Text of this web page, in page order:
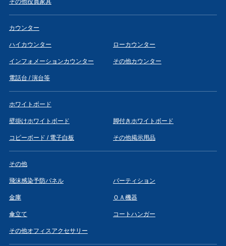
カウンター
ハイカウンター ローカウンター
インフォメーションカウンター その他カウンター
電話台 / 演台等
ホワイトボード
壁掛けホワイトボード 脚付きホワイトボード
コピーボード / 電子白板 その他掲示用品
その他
飛沫感染予防パネル パーティション
金庫 ＯＡ機器
傘立て コートハンガー
その他オフィスアクセサリー